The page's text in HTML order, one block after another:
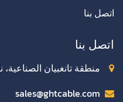
اتصل بنا
اتصل بنا
منطقة تانغبيان
sales@ghtcable.com